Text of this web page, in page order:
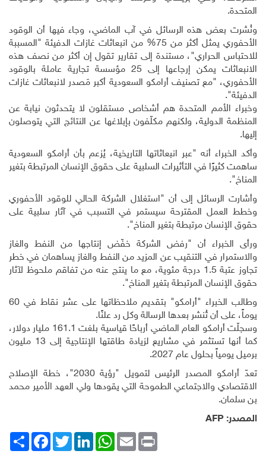
المتحدة.
ونُشرت بعض هذه الرسائل في آب الماضي، وجاء فيها أن الوقود
الأحفوري يمثل أكثر من 75% من انبعاثات غازات الدفيئة "المسببة
للاحتباس الحراري"، مستندة إلى تقارير تقول إن أكثر من نصف هذه
الانبعاثات يمكن إرجاعها إلى 25 مؤسسة تجارية عاملة بالوقود
الأحفوري، "مع تصنيف أرامكو السعودية أكبر مَصدر لانبعاثات غازات
الدفيئة".
وخبراء الأمم المتحدة هم أشخاص مستقلون لا يتحدثون نيابة عن
المنظمة الدولية، ولكنهم مكلّفون بإبلاغها عن النتائج التي يتوصلون
إليها.
وأكد الخبراء أنه "عبر انبعاثاتها التاريخية، يُزعم بأن أرامكو السعودية
ساهمت كثيرًا في التأثيرات السلبية على حقوق الإنسان المرتبطة بتغير
المناخ".
وأشارت الرسائل إلى أن "استغلال الشركة الحالي للوقود الأحفوري
وخطط العمل المقترحة سيستمر في التسبب في آثار سلبية على
حقوق الإنسان مرتبطة بتغير المناخ".
ورأى الخبراء أن "رفض الشركة خفّض إنتاجها من النفط والغاز
والاستمرار في التنقيب عن المزيد من النفط والغاز يساهمان في خطر
تجاوز عتبة 1.5 درجة مئوية، مع ما ينتج عنه من تفاقم ملحوظ لآثار
حقوق الإنسان المرتبطة بتغير المناخ".
وطالب الخبراء "أرامكو" بتقديم ملاحظاتها على عشر نقاط في 60
يوماً، على أن تُنشر بعدها الرسالة وكل رد علنًا.
وسجلّت أرامكو العام الماضي أرباحًا قياسية بلغت 161.1 مليار دولار،
كما أنها تستثمر في مشاريع لزيادة طاقتها الإنتاجية إلى 13 مليون
برميل يومياً بحلول عام 2027
.
تعدّ أرامكو المصدر الرئيس لتمويل "رؤية 2030"، خطة الإصلاح
الاقتصادي والاجتماعي الطموحة التي يقودها ولي العهد الأمير محمد
بن سلمان.
المصدر: AFP
انشر
FacebookTwitterLinkedIn
WhatsAppEmail Print